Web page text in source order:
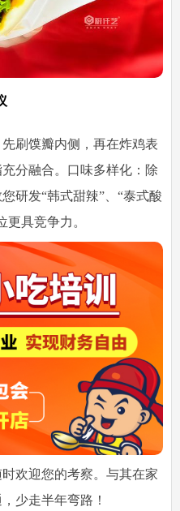
刷馍瓣内侧，再在炸鸡表
分融合。口味多样化：除
研发“韩式甜辣”、“泰式酸
具竞争力。
欢迎您的考察。与其在家
少走半年弯路！